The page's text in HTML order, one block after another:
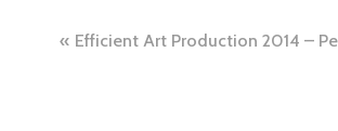
Efficient Art Production 2014 –